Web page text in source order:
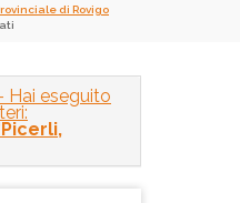
di Rovigo
Hai eseguito